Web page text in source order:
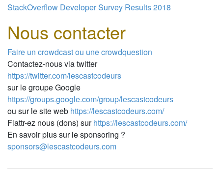
StackOverflow Developer Survey Results 2018
Nous contacter
Faire un crowdcast ou une crowdquestion
Contactez-nous via twitter
https://twitter.com/lescastcodeurs
sur le groupe Google
https://groups.google.com/group/lescastcodeurs
ou sur le site web https://lescastcodeurs.com/
Flattr-ez nous (dons) surhttps://lescastcodeurs.com/
En savoir plus sur le sponsoring ?
sponsors@lescastcodeurs.com